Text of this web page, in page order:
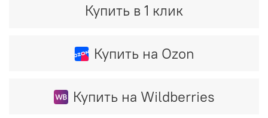
Купить в 1 клик
Купить на Ozon
Купить на Wildberries